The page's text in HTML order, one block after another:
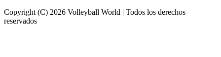
Copyright (C) 2026 Volleyball World | Todos los derechos
reservados